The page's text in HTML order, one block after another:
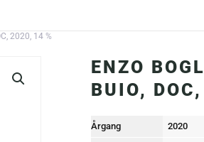
2020, 14 %
ENZO
BUIO,
Årgang 2020